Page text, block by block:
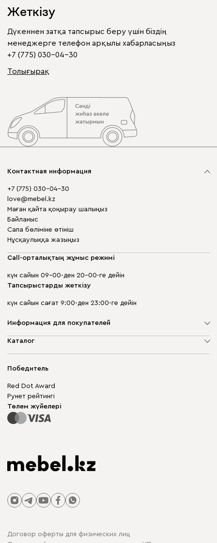
Жеткізу
Дүкеннен затқа тапсырыс беру үшін біздің
менеджерге телефон арқылы хабарласыңыз
+7 (775) 030-04-30
Толығырақ
Контактная информация
+7 (775) 030-04-30
love@mebel.kz
Маған қайта қоңырау шалыңыз
Байланыс
Сапа бөліміне өтініш
Нұсқаулыққа жазыңыз
Call-орталықтың жұмыс режимі
күн сайын 09-00-ден 20-00-ге дейін
Тапсырыстарды жеткізу
күн сайын сағат 9:00-ден 23:00-ге дейін
Информация для покупателей
Компания туралы
Кепілдік
Бизнес үшін
Сайт картасы
Каталог
Шкаф жиһазы
Модульдік жиһаз
Үстелдер мен орындықтар
Победитель
Red Dot Award
Рунет рейтингі
Төлем жүйелері
Договор оферты для физических лиц